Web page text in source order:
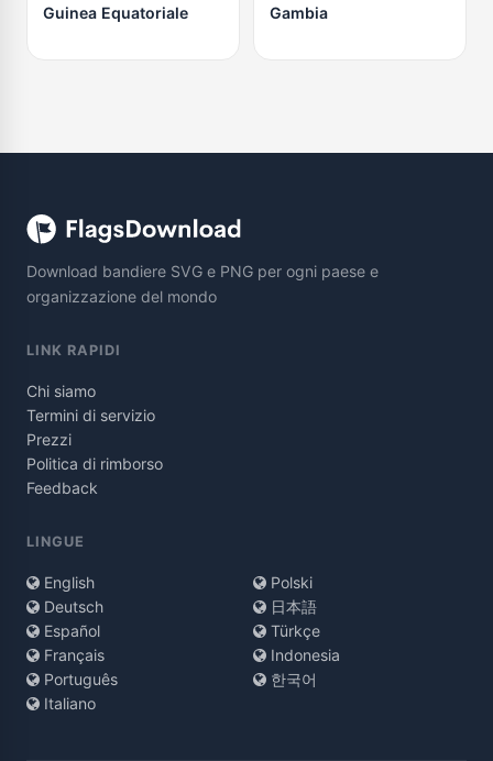
Guinea Equatoriale Gambia
Download bandiere SVG e PNG per ogni paese e
organizzazione del mondo
LINK RAPIDI
Chi siamo
Termini di servizio
Prezzi
Politica di rimborso
Feedback
LINGUE
English
Deutsch
Español
Français
Português
Italiano
Polski
日本語
Türkçe
Indonesia
한국어